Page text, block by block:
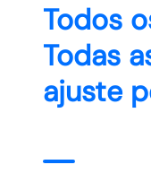
Todos
Todas
ajuste